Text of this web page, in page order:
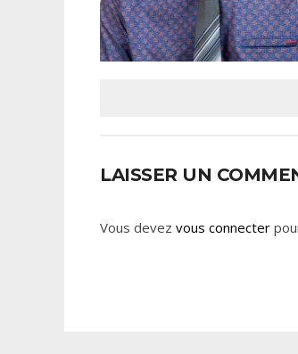
LAISSER UN
Vous devez vous connecter